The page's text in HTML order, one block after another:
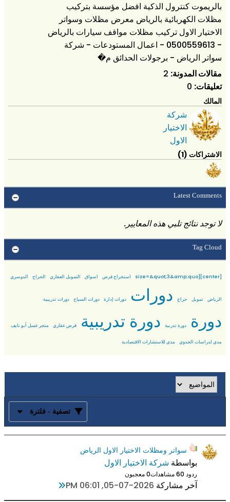
بالريموت كنترول الذكية افضل مؤسسة بتركيب
مظلات الكهربائية بالرياض معرض مظلات وسواتر
الاختيار الاول تركيب مظلات مواقف سيارات بالرياض
- 0500559613 - اعمال المستودعات - شركة
سواتر الرياض - برجولات الحدائق م�
مقالات المدونة: 2
تعليقات: 0
المالك
شركة
الاختيار
الاول
الاشتراكات (1)
Latest Comments
لا توجد نتائج تلبي هذه المعايير.
Tag Cloud
[center][size=&quot;3&amp;quo استخراج قرض اسواق التمويل العقاري الحراج الدوسري
الرياض تمويل حراج دورات دورات إدارة دورات السياح دورات تدريبية
دورة دورة تدربية دورة تدريبية قرض عقاري متجر عسل أبو نايف
مدي لدراسات الجدوي مدي للاستشارات الاقتصادية
تصفية - فلترة
سواتر ومظلات الاختيار الاول الرياض
بواسطة شركة الاختيار الاول
ردود 0 6 مشاهدات 0 معجبون
آخر مشاركة 05-07-2026, 06:01 PM